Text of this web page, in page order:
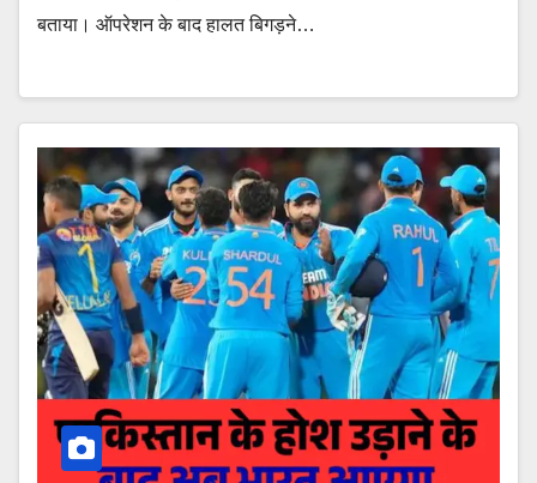
बताया। ऑपरेशन के बाद हालत बिगड़ने…